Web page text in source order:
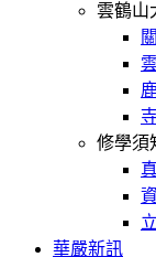
雲鶴山
修學須
華嚴新訊